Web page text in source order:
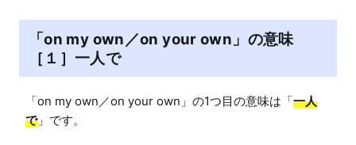
「on my own／on your own」の意味
［１］一人で
「on my own／on your own」の1つ目の意味は「一人
で」です。